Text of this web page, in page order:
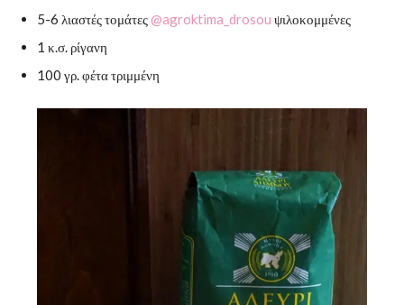
5-6 λιαστές τομάτες@agroktima_drosou ψιλοκομμένες
1 κ.σ. ρίγανη
100 γρ. φέτα τριμμένη